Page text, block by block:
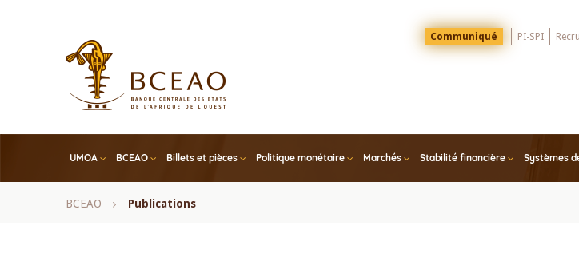
Menu
Top
Communiqué PI-SPI
UMOA BCEAO Billets et pièces Politique monétaire Marchés Stabilité financière Systèmes
Fil
BCEAO Publications